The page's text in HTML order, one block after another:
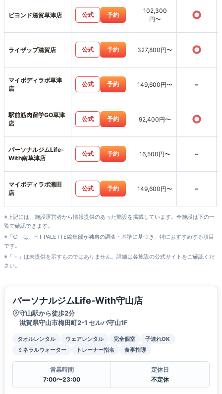
ビヨンド滋賀草津店 公式 予約
102,300
円〜
○
ライザップ滋賀店 公式 予約 327,800円〜 ○
マイボディラボ草津
店
公式 予約 149,600円〜 -
駅前筋肉留学GO草津
店
公式 予約 92,400円〜 ○
パーソナルジムLife-
With南草津店
公式 予約 16,500円〜 -
マイボディラボ瀬田
店
公式 予約 149,600円〜 -
※上記には、施設運営者から情報提供のあった施設を掲載しています。全施設は下の一
覧で確認できます。
※「○」は、FIT PALETTE編集部が独自の調査・基準に基づき、特におすすめする項目
です。
※「－」は未提供を示すものではありません。詳細は各施設の公式サイトをご確認くだ
さい。
パーソナルジムLife-With守山店
守山駅から徒歩2分
滋賀県守山市梅田町2-1 セルバ守山1F
タオルレンタル ウェアレンタル 完全個室
子連れOK
ミネラルウォーター
トレーナー指名 食事指導
営業時間
7:00〜23:00
定休日
不定休